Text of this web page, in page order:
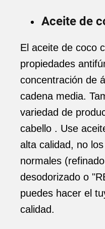
Aceite de
El aceite de coco
propiedades
concentración de
cadena media.
variedad de
cabello . Use
alta calidad, no
normales
desodorizado o
puedes hacer el
calidad.